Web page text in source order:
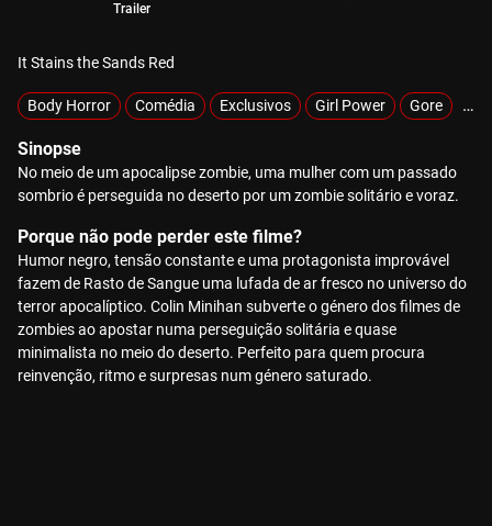
Trailer
It Stains the Sands Red
Body Horror Comédia Exclusivos Girl Power Gore
Sinopse
No meio de um apocalipse zombie, uma mulher com um passado
sombrio é perseguida no deserto por um zombie solitário e voraz.
Porque não pode perder este filme?
Humor negro, tensão constante e uma protagonista improvável
fazem de Rasto de Sangue uma lufada de ar fresco no universo do
terror apocalíptico. Colin Minihan subverte o género dos filmes de
zombies ao apostar numa perseguição solitária e quase
minimalista no meio do deserto. Perfeito para quem procura
reinvenção, ritmo e surpresas num género saturado.